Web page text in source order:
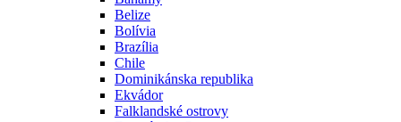
Belize
Bolívia
Brazília
Chile
Dominikánska republika
Ekvádor
Falklandské ostrovy